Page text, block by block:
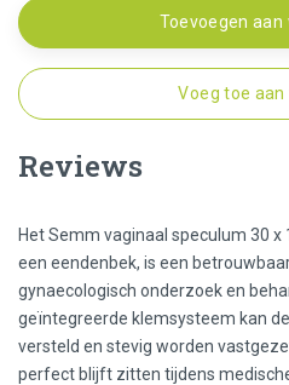
Toevoegen aan
Voeg toe
Reviews
Het Semm vaginaal speculum 30
een eendenbek, is een
gynaecologisch onderzoek en
geïntegreerde klemsysteem kan
versteld en stevig worden
perfect blijft zitten tijdens